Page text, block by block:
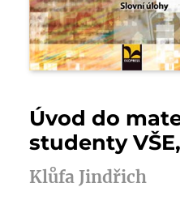
Úvod do
studenty
Klůfa Jindřich